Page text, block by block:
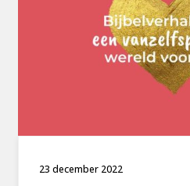
23 december 2022